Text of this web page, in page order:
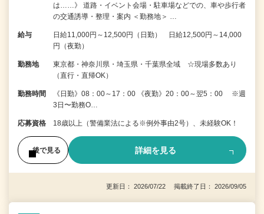
は……》 道路・イベント会場・駐車場などでの、車や歩行者
の交通誘導・整理・案内 ＜勤務地＞ …
給与
日給11,000円～12,500円（日勤） 日給12,500円～14,000
円（夜勤）
勤務地
東京都・神奈川県・埼玉県・千葉県全域 ☆現場多数あり
（直行・直帰OK）
勤務時間
《日勤》08：00～17：00 《夜勤》20：00～翌5：00 ※週
3日〜勤務O…
応募資格 18歳以上（警備業法による※例外事由2号）、未経験OK！
後で見る 詳細を見る
更新日： 2026/07/22 掲載終了日： 2026/09/05